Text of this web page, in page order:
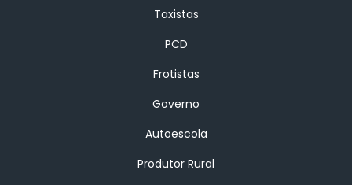
Taxistas
PCD
Frotistas
Governo
Autoescola
Produtor Rural